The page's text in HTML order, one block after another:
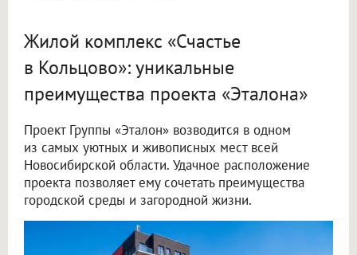
Жилой комплекс «Счастье
в Кольцово»: уникальные
преимущества проекта «Эталона»
Проект Группы «Эталон» возводится в одном
из самых уютных и живописных мест всей
Новосибирской области. Удачное расположение
проекта позволяет ему сочетать преимущества
городской среды и загородной жизни.